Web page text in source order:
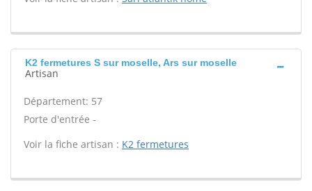
K2 fermetures S sur moselle, Ars sur moselle
Artisan
Département: 57
Porte d'entrée -
Voir la fiche artisan : K2 fermetures